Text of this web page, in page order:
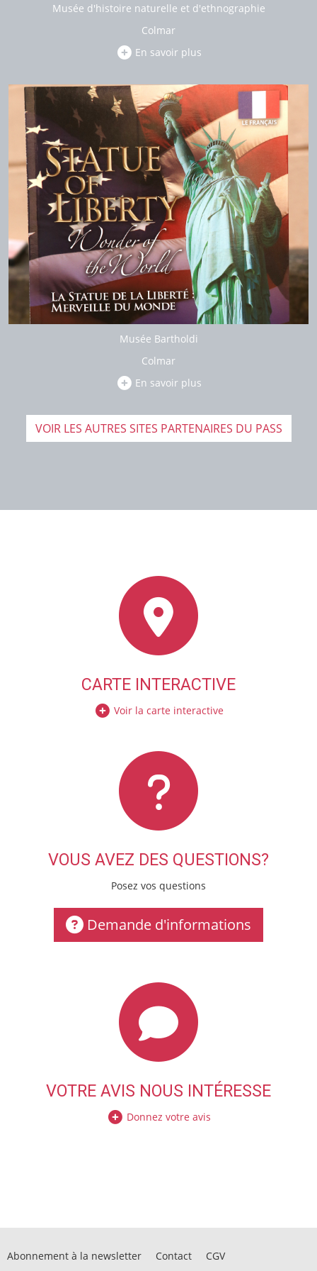
Musée d'histoire naturelle et d'ethnographie
Colmar
En savoir plus
Musée Bartholdi
Colmar
En savoir plus
VOIR LES AUTRES SITES PARTENAIRES DU PASS
CARTE INTERACTIVE
Voir la carte interactive
VOUS AVEZ DES QUESTIONS?
Posez vos questions
Demande d'informations
VOTRE AVIS NOUS INTÉRESSE
Donnez votre avis
Abonnement à la newsletter Contact
CGV